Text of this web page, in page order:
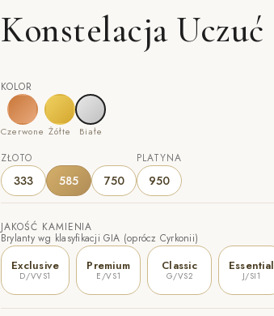
Konstelacja Uczuć
KOLOR
Czerwone Żółte Białe
ZŁOTO
333 585 750
PLATYNA
950
JAKOŚĆ KAMIENIA
Brylanty wg klasyfikacji GIA (oprócz Cyrkonii)
Exclusive
D/VVS1
Premium
E/VS1
Classic
G/VS2
Essential
J/SI1